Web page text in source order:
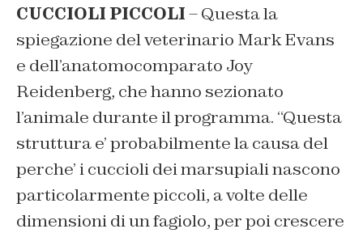
CUCCIOLI PICCOLI– Questa la
spiegazione del veterinario Mark Evans
e dell’anatomocomparato Joy
Reidenberg, che hanno sezionato
l’animale durante il programma. “Questa
struttura e’ probabilmente la causa del
perche’ i cuccioli dei marsupiali nascono
particolarmente piccoli, a volte delle
dimensioni di un fagiolo, per poi crescere